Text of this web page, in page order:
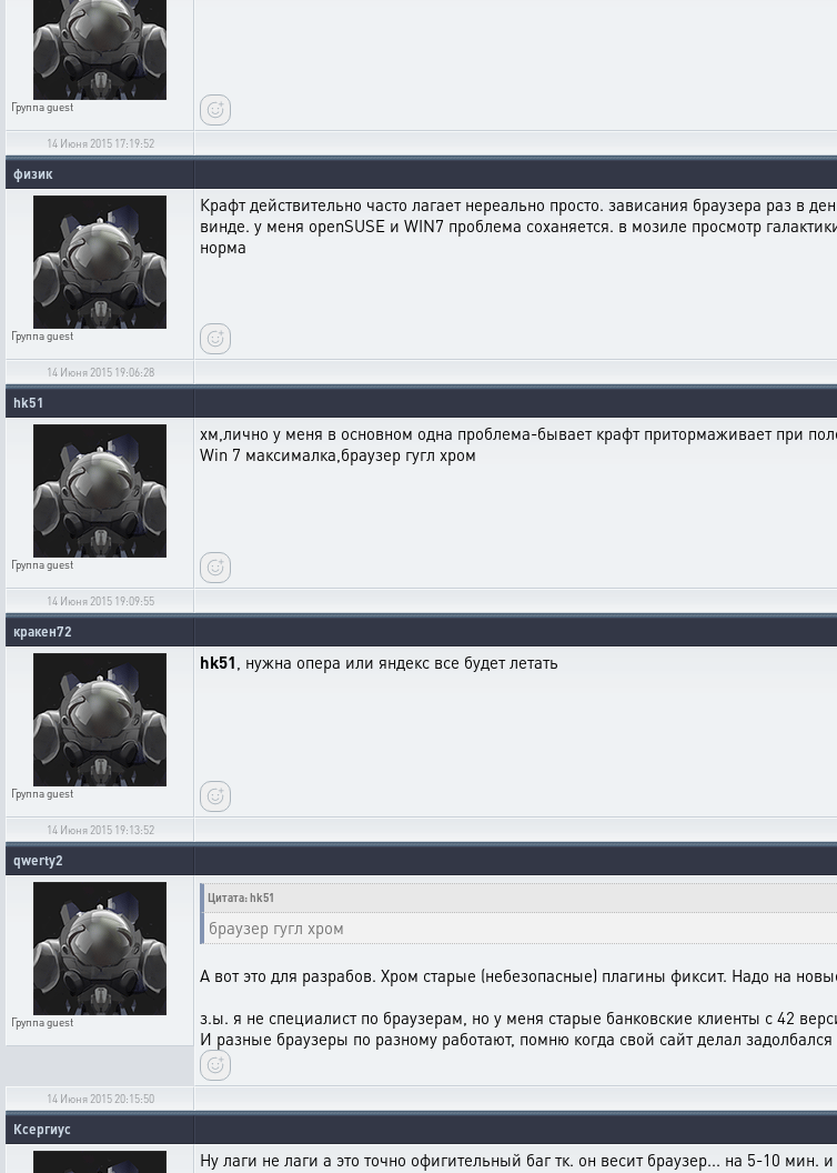
Группаguest
14 Июня 2015 17:19:52
физик
Группаguest
Крафт действительно часто лагает нереально просто. зависания браузера раз в
винде. у меня openSUSE и WIN7 проблема соханяется. в мозиле просмотр
норма
14 Июня 2015 19:06:28
hk51
Группаguest
хм,лично у меня в основном одна проблема-бывает крафт притормаживает при
Win 7 максималка,браузер гугл хром
14 Июня 2015 19:09:55
кракен72
Группаguest
hk51, нужна опера или яндекс все будет летать
14 Июня 2015 19:13:52
qwerty2
Группаguest
Цитата: hk51
браузер гугл хром
А вот это для разрабов. Хром старые (небезопасные) плагины фиксит. Надо на
з.ы. я не специалист по браузерам, но у меня старые банковские клиенты с 42
И разные браузеры по разному работают, помню когда свой сайт делал задолбался
14 Июня 2015 20:15:50
Ксергиус
Ну лаги не лаги а это точно офигительный баг тк. он весит браузер... на 5-10